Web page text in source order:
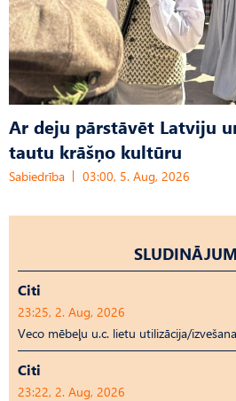
Ar deju pārstāvēt Latviju
tautu krāšņo kultūru
Sabiedrība 03:00, 5. Aug, 2026
Citi
23:25, 2. Aug, 2026
Veco mēbeļu u.c. lietu utilizācija/
Citi
23:22, 2. Aug, 2026